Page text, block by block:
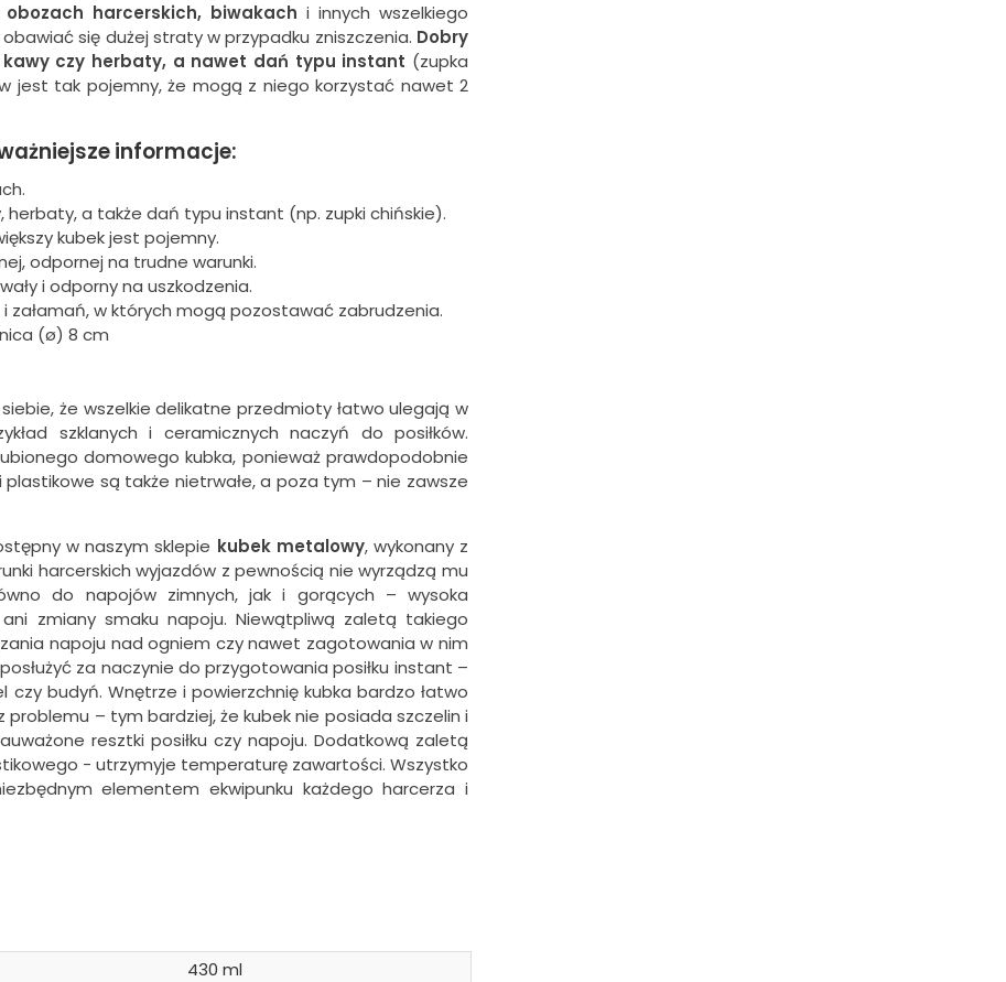
harcerskich, biwakach i innych wszelkiego
się dużej straty w przypadku zniszczenia. Dobry
czy herbaty, a nawet dań typu instant (zupka
jest tak pojemny, że mogą z niego korzystać nawet 2
informacje:
herbaty, a także dań typu instant (np. zupki chińskie).
kubek jest pojemny.
odpornej na trudne warunki.
i odporny na uszkodzenia.
załamań, w których mogą pozostawać zabrudzenia.
(ø) 8 cm
że wszelkie delikatne przedmioty łatwo ulegają w
szklanych i ceramicznych naczyń do posiłków.
domowego kubka, ponieważ prawdopodobnie
są także nietrwałe, a poza tym – nie zawsze
w naszym sklepie kubek metalowy, wykonany z
harcerskich wyjazdów z pewnością nie wyrządzą mu
do napojów zimnych, jak i gorących – wysoka
zmiany smaku napoju. Niewątpliwą zaletą takiego
napoju nad ogniem czy nawet zagotowania w nim
za naczynie do przygotowania posiłku instant –
czy budyń. Wnętrze i powierzchnię kubka bardzo łatwo
problemu – tym bardziej, że kubek nie posiada szczelin i
resztki posiłku czy napoju. Dodatkową zaletą
- utrzymyje temperaturę zawartości. Wszystko
elementem ekwipunku każdego harcerza i
430 ml